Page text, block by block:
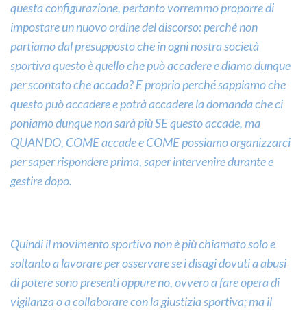
questa configurazione, pertanto vorremmo proporre di
impostare un nuovo ordine del discorso: perché non
partiamo dal presupposto che in ogni nostra società
sportiva questo è quello che può accadere e diamo dunque
per scontato che accada? E proprio perché sappiamo che
questo può accadere e potrà accadere la domanda che ci
poniamo dunque non sarà più SE questo accade, ma
QUANDO, COME accade e COME possiamo organizzarci
per saper rispondere prima, saper intervenire durante e
gestire dopo.
Quindi il movimento sportivo non è più chiamato solo e
soltanto a lavorare per osservare se i disagi dovuti a abusi
di potere sono presenti oppure no, ovvero a fare opera di
vigilanza o a collaborare con la giustizia sportiva; ma il